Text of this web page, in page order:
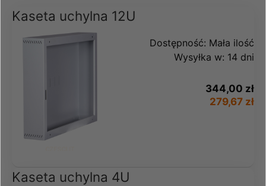
Kaseta uchylna 12U
Dostępność: Mała ilość
Wysyłka w: 14 dni
344,00 zł
279,67 zł
Kaseta uchylna 4U